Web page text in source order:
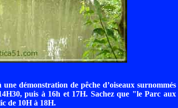
démonstration de pêche d’oiseaux surnommés
puis à 16h et 17H. Sachez que "le Parc aux
de 10H à 18H.